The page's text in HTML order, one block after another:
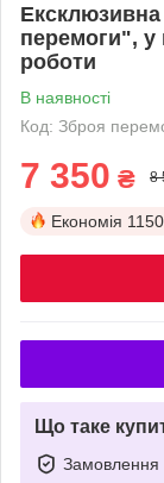
перемоги", у
роботи
В наявності
Код: Зброя
7 350 ₴ 8
Економія
Що таке
Замовлення